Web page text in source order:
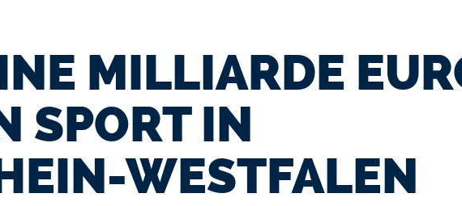
MILLIARDE
SPORT IN
WESTFALEN